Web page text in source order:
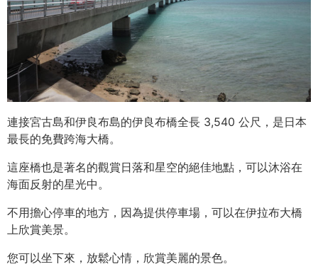
連接宮古島和伊良布島的伊良布橋全長 3,540 公尺，是日本
最長的免費跨海大橋。
這座橋也是著名的觀賞日落和星空的絕佳地點，可以沐浴在
海面反射的星光中。
不用擔心停車的地方，因為提供停車場，可以在伊拉布大橋
上欣賞美景。
您可以坐下來，放鬆心情，欣賞美麗的景色。